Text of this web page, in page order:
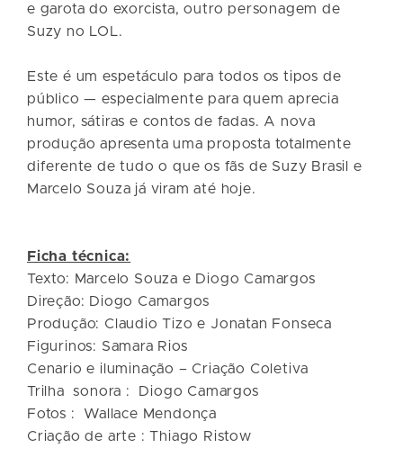
e garota do exorcista, outro personagem de
Suzy no LOL.
Este é um espetáculo para todos os tipos de
público — especialmente para quem aprecia
humor, sátiras e contos de fadas. A nova
produção apresenta uma proposta totalmente
diferente de tudo o que os fãs de Suzy Brasil e
Marcelo Souza já viram até hoje.
Ficha técnica:
Texto: Marcelo Souza e Diogo Camargos
Direção: Diogo Camargos
Produção: Claudio Tizo e Jonatan Fonseca
Figurinos: Samara Rios
Cenario e iluminação – Criação Coletiva
Trilha sonora : Diogo Camargos
Fotos : Wallace Mendonça
Criação de arte : Thiago Ristow